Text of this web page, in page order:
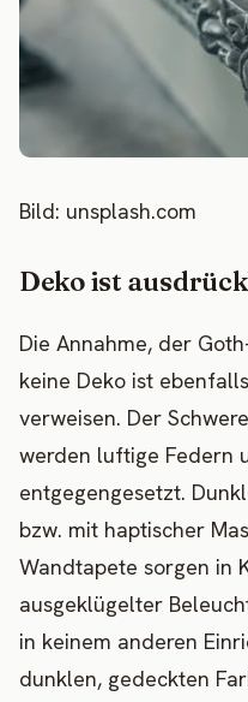
Bild: unsplash.com
Deko ist
Die Annahme, der
keine Deko ist
verweisen. Der
werden luftige Federn
entgegengesetzt.
bzw. mit haptischer
Wandtapete sorgen in
ausgeklügelter
in keinem anderen
dunklen, gedeckten